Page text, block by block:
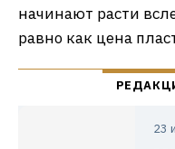
начинают расти
равно как цена
23